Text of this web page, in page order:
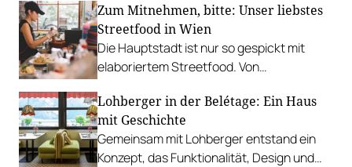
besonders.
Zum Mitnehmen, bitte: Unser liebstes
Streetfood in Wien
Die Hauptstadt ist nur so gespickt mit
elaboriertem Streetfood. Von
Tacos bis hin zu syrischer Marktküche.
Lohberger in der Belétage: Ein Haus
mit Geschichte
Gemeinsam mit Lohberger entstand ein
Konzept, das Funktionalität, Design und